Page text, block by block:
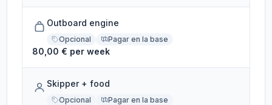
Outboard engine
Opcional Pagar en la base
80,00 € per week
Skipper + food
Opcional Pagar en la base